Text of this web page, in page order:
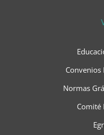
Convenios
Normas
Comité